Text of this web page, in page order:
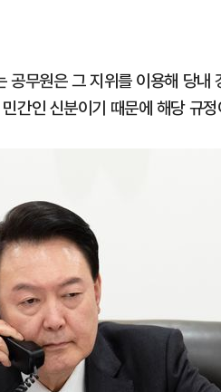
무원은 그 지위를 이용해 당내
간인 신분이기 때문에 해당 규